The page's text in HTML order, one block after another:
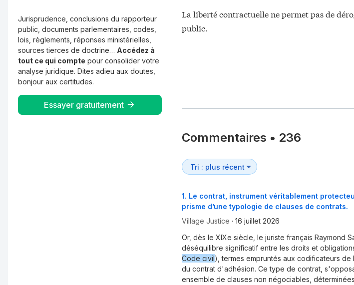
Jurisprudence, conclusions du rapporteur
public, documents parlementaires, codes,
lois, règlements, réponses ministérielles,
sources tierces de doctrine… Accédez à
tout ce qui compte pour consolider votre
analyse juridique. Dites adieu aux doutes,
bonjour aux certitudes.
Essayer gratuitement
La liberté contractuelle ne permet pas de
public.
Commentaires • 236
1. Le contrat, instrument véritablement
prisme d’une typologie de clauses de contrats.
Village Justice · 16 juillet 2026
Or, dès le XIXe siècle, le juriste français Raymond
déséquilibre significatif entre les droits et
Code civil), termes empruntés aux codificateurs
du contrat d'adhésion. Ce type de contrat,
ensemble de clauses non négociables,